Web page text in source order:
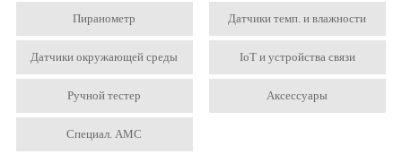
Пиранометр Датчики темп. и влажности
Датчики окружающей среды IoT и устройства связи
Ручной тестер Аксессуары
Специал. АМС